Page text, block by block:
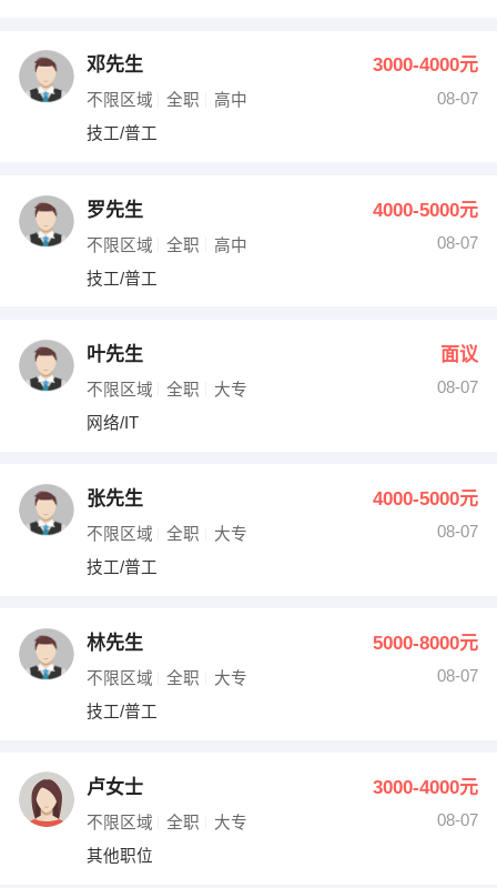
邓先生 3000-4000元
不限区域 全职 高中
08-07
技工/普工
罗先生 4000-5000元
不限区域 全职 高中
08-07
技工/普工
叶先生 面议
不限区域 全职 大专
08-07
网络/IT
张先生 4000-5000元
不限区域 全职 大专
08-07
技工/普工
林先生 5000-8000元
不限区域 全职 大专
08-07
技工/普工
卢女士 3000-4000元
不限区域 全职 大专
08-07
其他职位